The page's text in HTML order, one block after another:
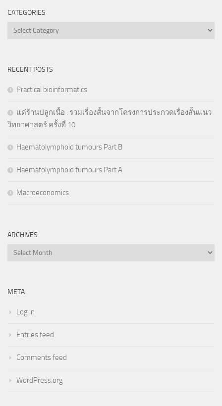
CATEGORIES
Categories
RECENT POSTS
Practical bioinformatics
แด่ร้านปลูกเนื้อ : รวมเรื่องสั้นจากโครงการประกวดเรื่องสั้นแนว
วิทยาศาสตร์ ครั้งที่ 10
Haematolymphoid tumours Part B
Haematolymphoid tumours Part A
Macroeconomics
ARCHIVES
Archives
META
Log in
Entries feed
Comments feed
WordPress.org